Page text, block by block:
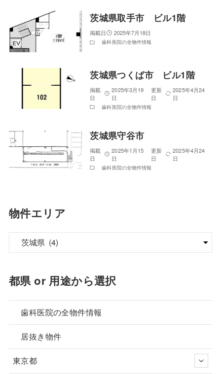
茨城県取手市 ビル1階
2025年7月18日
歯科医院の全物件情報
茨城県つくば市 ビル1階
2025年3月19
日
2025年4月24
日
歯科医院の全物件情報
茨城県守谷市
2025年1月15
日
2025年4月24
日
歯科医院の全物件情報
物件エリア
都県 or 用途から選択
歯科医院の全物件情報
居抜き物件
東京都